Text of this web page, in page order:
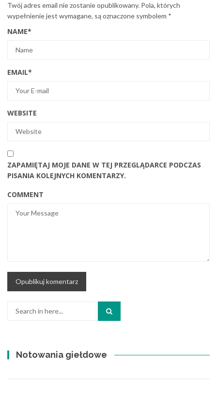
Twój adres email nie zostanie opublikowany. Pola, których
wypełnienie jest wymagane, są oznaczone symbolem *
NAME*
EMAIL*
WEBSITE
ZAPAMIĘTAJ MOJE DANE W TEJ PRZEGLĄDARCE PODCZAS
PISANIA KOLEJNYCH KOMENTARZY.
COMMENT
Notowania giełdowe